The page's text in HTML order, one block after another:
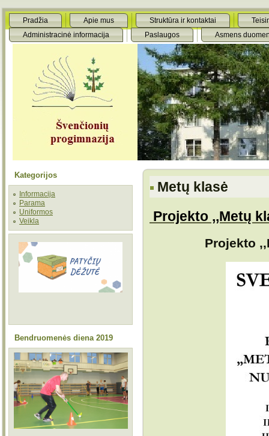
Pradžia Apie mus Struktūra ir kontaktai
Administracinė informacija
Paslaugos Asmens
Kategorijos
Informacija
Parama
Uniformos
Veikla
Bendruomenės diena 2019
Metų klasė
Projekto ,,Metų
Projekto